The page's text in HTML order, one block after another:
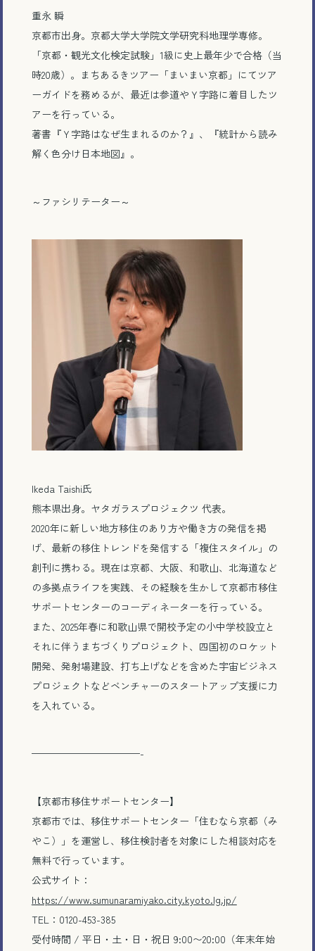
重永 瞬
京都市出身。京都大学大学院文学研究科地理学専修。
「京都・観光文化検定試験」 1級に史上最年少で合格（当
時20歳）。まちあるきツアー「まいまい京都」にてツア
ーガイドを務めるが、最近は参道やＹ字路に着目したツ
アーを行っている。
著書『Ｙ字路はなぜ生まれるのか？』、『統計から読み
解く色分け日本地図』。
～ファシリテーター～
Ikeda Taishi氏
熊本県出身。ヤタガラスプロジェクツ 代表。
2020年に新しい地方移住のあり方や働き方の発信を掲
げ、最新の移住トレンドを発信する「複住スタイル」の
創刊に携わる。現在は京都、大阪、和歌山、北海道など
の多拠点ライフを実践、その経験を生かして京都市移住
サポートセンターのコーディネーターを行っている。
また、 2025年春に和歌山県で開校予定の小中学校設立と
それに伴うまちづくりプロジェクト、四国初のロケット
開発、発射場建設、打ち上げなどを含めた宇宙ビジネス
プロジェクトなどベンチャーのスタートアップ支援に力
を入れている。
———————————-
【京都市移住サポートセンター】
京都市では、移住サポートセンター「住むなら京都（み
やこ）」を運営し、移住検討者を対象にした相談対応を
無料で行っています。
公式サイト：
https://www.sumunaramiyako.city.kyoto.lg.jp/
TEL：0120-453-385
受付時間 / 平日・土・日・祝日 9:00〜20:00（年末年始